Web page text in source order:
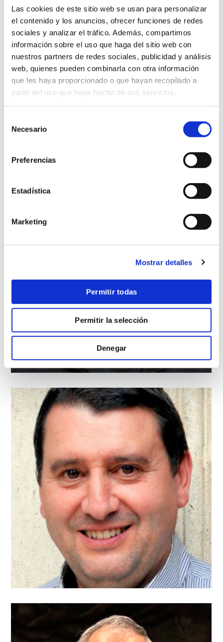
Las cookies de este sitio web se usan para personalizar
el contenido y los anuncios, ofrecer funciones de redes
sociales y analizar el tráfico. Además, compartimos
información sobre el uso que haga del sitio web con
nuestros partners de redes sociales, publicidad y análisis
web, quienes pueden combinarla con otra información
que les haya proporcionado o que hayan recopilado a
partir del uso que haya hecho de sus servicios.
Necesario
Preferencias
Estadística
Marketing
Mostrar detalles
Permitir todas
Permitir la selección
Denegar